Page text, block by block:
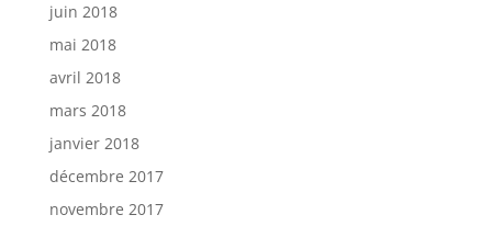
juin 2018
mai 2018
avril 2018
mars 2018
janvier 2018
décembre 2017
novembre 2017